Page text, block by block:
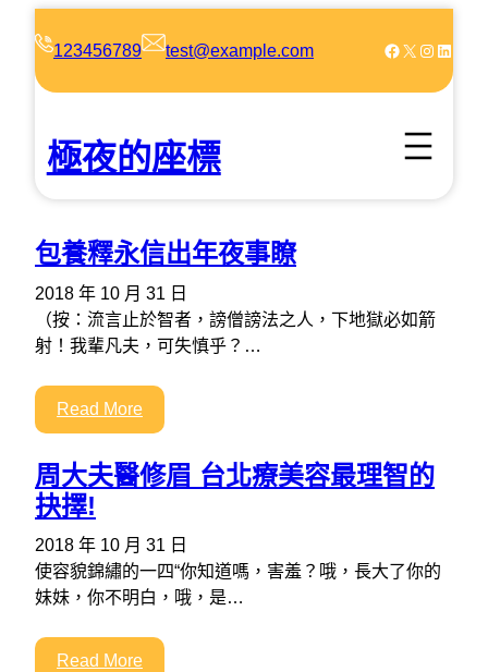
123456789 test@example.com Facebook X Instagram LinkedIn
極夜的座標
包養釋永信出年夜事瞭
2018 年 10 月 31 日
（按：流言止於智者，謗僧謗法之人，下地獄必如箭
射！我輩凡夫，可失慎乎？…
Read More
周大夫醫修眉 台北療美容最理智的
抉擇!
2018 年 10 月 31 日
使容貌錦繡的一四“你知道嗎，害羞？哦，長大了你的
妹妹，你不明白，哦，是…
Read More